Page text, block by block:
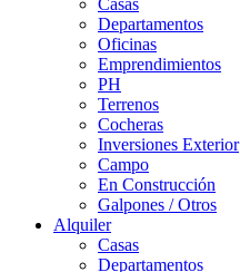
Casas
Departamentos
Oficinas
Emprendimientos
PH
Terrenos
Cocheras
Inversiones Exterior
Campo
En Construcción
Galpones / Otros
Alquiler
Casas
Departamentos